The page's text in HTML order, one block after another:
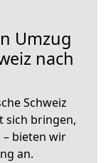
Umzug
nach
Schweiz
sich bringen,
– bieten wir
an.